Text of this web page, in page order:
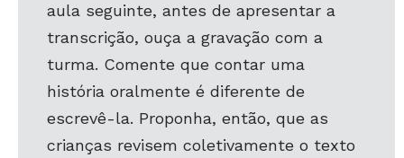
aula seguinte, antes de apresentar a
transcrição, ouça a gravação com a
turma. Comente que contar uma
história oralmente é diferente de
escrevê-la. Proponha, então, que as
crianças revisem coletivamente o texto